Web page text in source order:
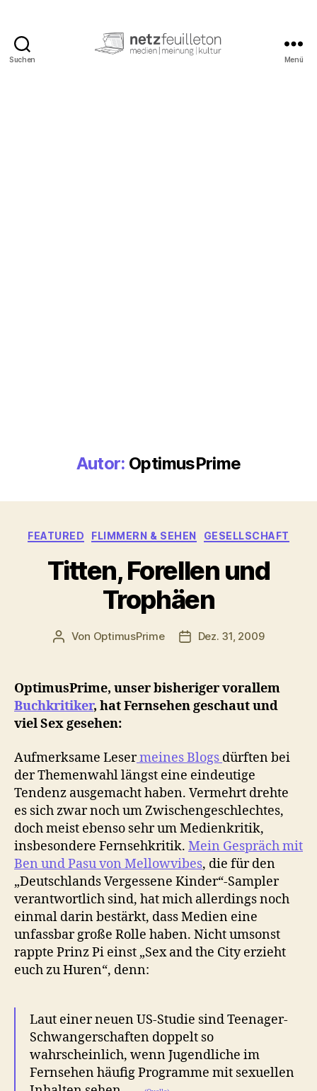
Suchen Menü
Autor: OptimusPrime
Kategorien
FEATURED FLIMMERN & SEHEN GESELLSCHAFT
Titten, Forellen und
Trophäen
Beitragsautor
Von OptimusPrime Veröffentlichungsdatum
Dez. 31, 2009
OptimusPrime, unser bisheriger vorallem
Buchkritiker, hat Fernsehen geschaut und
viel Sex gesehen:
Aufmerksame Lesermeines Blogs dürften bei
der Themenwahl längst eine eindeutige
Tendenz ausgemacht haben. Vermehrt drehte
es sich zwar noch um Zwischengeschlechtes,
doch meist ebenso sehr um Medienkritik,
insbesondere Fernsehkritik. Mein Gespräch mit
Ben und Pasu von Mellowvibes, die für den
„Deutschlands Vergessene Kinder“-Sampler
verantwortlich sind, hat mich allerdings noch
einmal darin bestärkt, dass Medien eine
unfassbar große Rolle haben. Nicht umsonst
rappte Prinz Pi einst „Sex and the City erzieht
euch zu Huren“, denn:
Laut einer neuen US-Studie sind Teenager-
Schwangerschaften doppelt so
wahrscheinlich, wenn Jugendliche im
Fernsehen häufig Programme mit sexuellen